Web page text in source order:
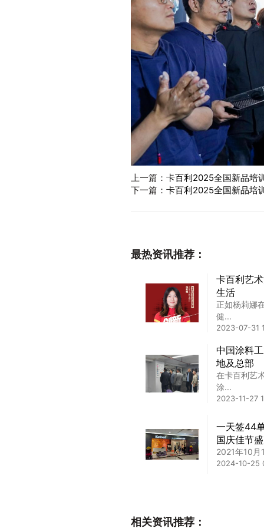
上一篇： 卡百利2025全国新品培
下一篇： 卡百利2025全国新品培
最热资讯推荐：
卡百利艺
生活
正如杨莉娜
健...
2023-07-31
中国涂料
地及总部
在卡百利艺
涂...
2023-11-27
一天签44
国庆佳节
2021年10月
2024-10-25
相关资讯推荐：